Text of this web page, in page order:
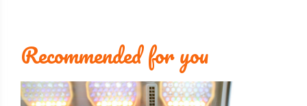
Recommended for you